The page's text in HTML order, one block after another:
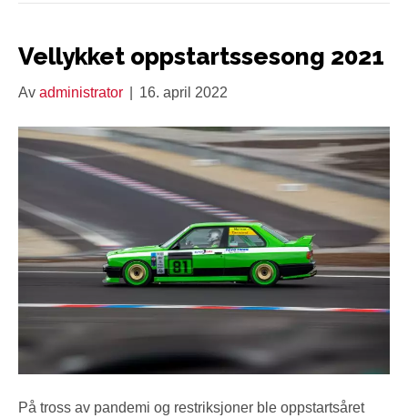
Vellykket oppstartssesong 2021
Av administrator 16. april 2022
På tross av pandemi og restriksjoner ble oppstartsåret